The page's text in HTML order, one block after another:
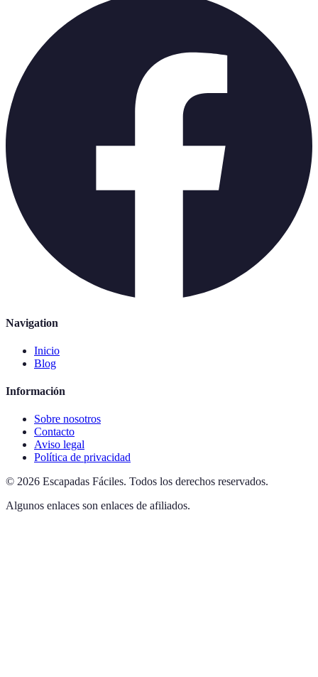
Navigation
Inicio
Blog
Información
Sobre nosotros
Contacto
Aviso legal
Política de privacidad
© 2026 Escapadas Fáciles. Todos los derechos reservados.
Algunos enlaces son enlaces de afiliados.